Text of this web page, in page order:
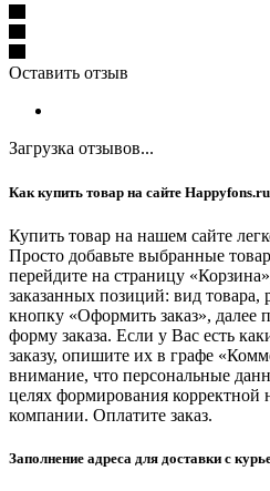
Оставить отзыв
Загрузка отзывов...
Как купить товар на сайте Happyfons.ru
Купить товар на нашем сайте
Просто добавьте выбранные
перейдите на страницу
заказанных позиций: вид товара,
кнопку «Оформить заказ», далее
форму заказа. Если у Вас есть
заказу, опишите их в графе
внимание, что персональные
целях формирования корректной
компании. Оплатите заказ.
Заполнение адреса для доставки с